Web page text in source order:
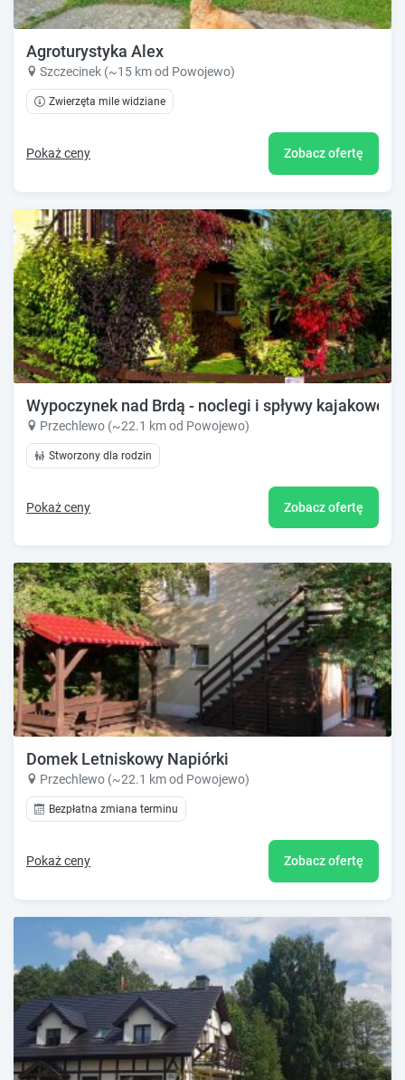
Agroturystyka Alex
Szczecinek (~15 km od Powojewo)
Zwierzęta mile widziane
Pokaż ceny Zobacz ofertę
Wypoczynek nad Brdą - noclegi i spływy kajakowe
Przechlewo (~22.1 km od Powojewo)
Stworzony dla rodzin
Pokaż ceny Zobacz ofertę
Domek Letniskowy Napiórki
Przechlewo (~22.1 km od Powojewo)
Bezpłatna zmiana terminu
Pokaż ceny Zobacz ofertę